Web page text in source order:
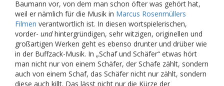
Baumann vor, von dem man schon öfter was gehört hat,
weil er nämlich für die Musik in Marcus Rosenmüllers
Filmen verantwortlich ist. In diesen wortspielerischen,
vorder- undhintergründigen, sehr witzigen, originellen und
großartigen Werken geht es ebenso drunter und drüber wie
in der Buffzack-Musik. In „Schaf und Schäfer“ etwas hört
man nicht nur von einem Schäfer, der Schafe zählt, sondern
auch von einem Schaf, das Schäfer nicht nur zählt, sondern
diese auch killt. Das lässt nicht nur die Kürze der